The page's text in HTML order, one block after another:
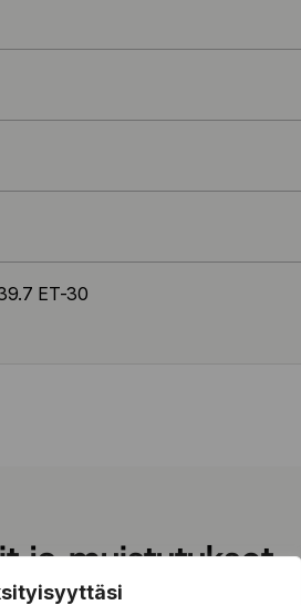
ET-30
ja muistutukset